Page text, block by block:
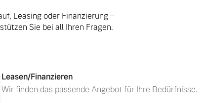
Leasing oder Finanzierung –
Sie bei all Ihren Fragen.
Leasen/Finanzieren
Wir finden das passende Angebot für Ihre Bedürfnisse.